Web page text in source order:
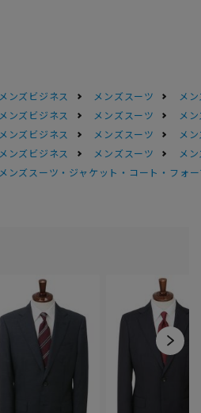
メンズビジネス メンズスーツ
メ
メンズビジネス メンズスーツ
メ
メンズビジネス メンズスーツ
メ
メンズビジネス メンズスーツ
メ
メンズスーツ・ジャケット・コート・フォ